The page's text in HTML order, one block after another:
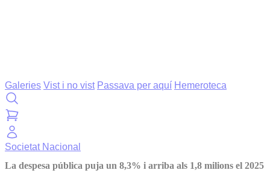
Galeries Vist i no vist Passava per aquí Hemeroteca
Societat Nacional
La despesa pública puja un 8,3% i arriba als 1,8 milions el 2025